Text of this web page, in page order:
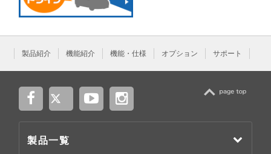
製品紹介 機能紹介 機能・仕様 オプション サポート
製品一覧